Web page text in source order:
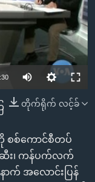
available
တိုက်ရိုက် လင့်ခ်
စစ်ကောင်စီတပ်
ဆီး၊ ကန်ပက်လက်
ာက် အလောင်းပြန်